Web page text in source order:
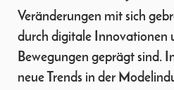
Veränderungen mit sich
durch digitale Innovationen
Bewegungen geprägt sind.
neue Trends in der